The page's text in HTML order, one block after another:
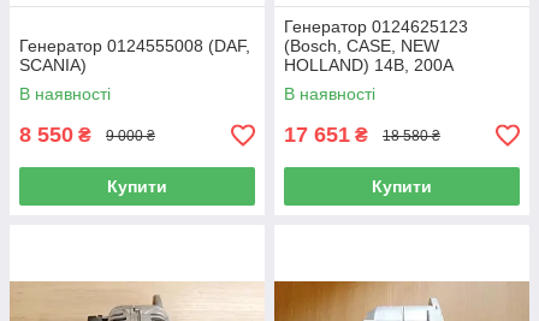
Генератор 0124555008 (DAF,
SCANIA)
В наявності
8 550 ₴ 9 000 ₴
Купити
Генератор 0124625123
(Bosch, CASE, NEW
HOLLAND) 14В, 200А
В наявності
17 651 ₴ 18 580 ₴
Купити